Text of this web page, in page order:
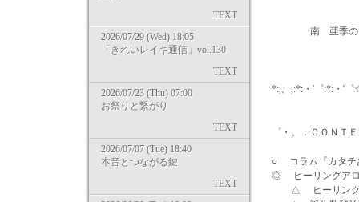
TEXT
2026/07/29 (Wed) 18:05
「きれいレイキ通信」vol.130
TEXT
2026/07/23 (Thu) 07:00
お祭りと繋がり
TEXT
2026/07/07 (Tue) 18:40
本音とつながる鍵
TEXT
南 亜季の
*:,。,:*:・'゜:*:・'
゜・。．Ｃ
○ コラム『カタチ
◎ ヒーリングアロ
△ ヒーリングア